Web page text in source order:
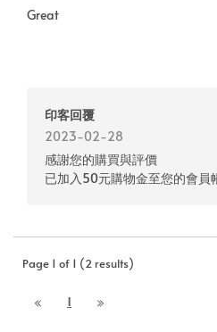
Great
印客回覆
2023-02-28
感謝您的購買與評價
已加入50元購物金至您的會員
Page 1 of 1 (2 results)
1